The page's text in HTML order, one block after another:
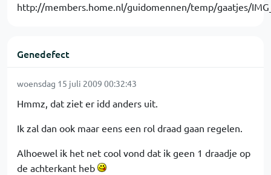
Genedefect
woensdag 15 juli 2009 00:32:43
Hmmz, dat ziet er idd anders uit.
Ik zal dan ook maar eens een rol draad gaan regelen.
Alhoewel ik het net cool vond dat ik geen 1 draadje op
de achterkant heb